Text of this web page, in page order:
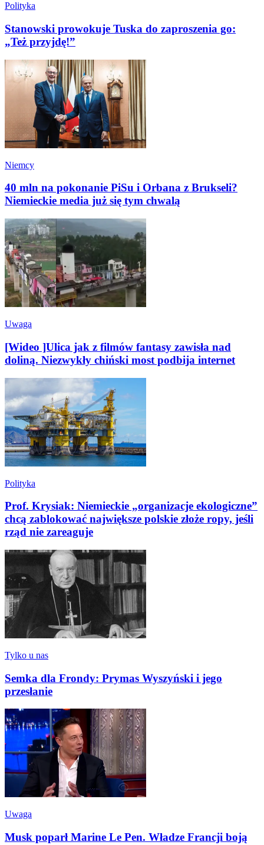
Polityka
Stanowski prowokuje Tuska do zaproszenia go:
„Też przyjdę!”
Niemcy
40 mln na pokonanie PiSu i Orbana z Brukseli?
Niemieckie media już się tym chwalą
Uwaga
[Wideo ]Ulica jak z filmów fantasy zawisła nad
doliną. Niezwykły chiński most podbija internet
Polityka
Prof. Krysiak: Niemieckie „organizacje ekologiczne”
chcą zablokować największe polskie złoże ropy, jeśli
rząd nie zareaguje
Tylko u nas
Semka dla Frondy: Prymas Wyszyński i jego
przesłanie
Uwaga
Musk poparł Marine Le Pen. Władze Francji boją